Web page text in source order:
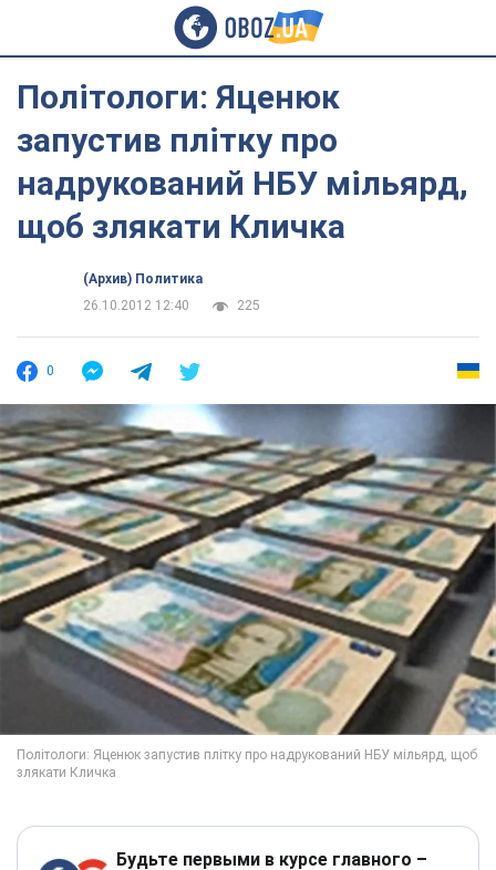
Політологи: Яценюк
запустив плітку про
надрукований НБУ мільярд,
щоб злякати Кличка
(Архив) Политика
26.10.2012 12:40
225
0
Будьте первыми в курсе главного –